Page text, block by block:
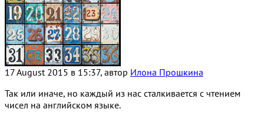
17 August 2015 в 15:37, автор Илона Прошкина
Так или иначе, но каждый из нас сталкивается с чтением
чисел на английском языке.